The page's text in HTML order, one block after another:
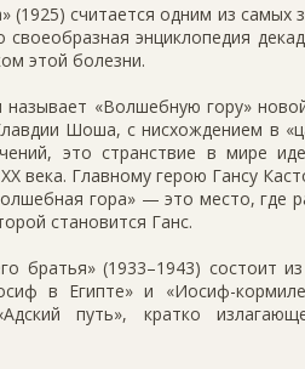
(1925) считается одним из самых
своеобразная энциклопедия
этой болезни.
называет «Волшебную гору»
Шоша, с нисхождением в
это странствие в мире
века. Главному герою Гансу
гора» — это место, где
становится Ганс.
братья» (1933–1943) состоит
в Египте» и «Иосиф-
путь», кратко